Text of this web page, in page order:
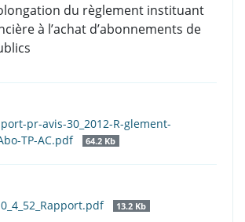
du règlement instituant
à l’achat d’abonnements de
pr-avis-30_2012-R-glement-
TP-AC.pdf
64.2 Kb
13.2 Kb